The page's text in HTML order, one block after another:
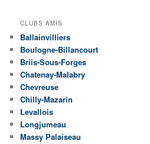
CLUBS AMIS
Ballainvilliers
Boulogne-Billancourt
Briis-Sous-Forges
Chatenay-Malabry
Chevreuse
Chilly-Mazarin
Levallois
Longjumeau
Massy Palaiseau